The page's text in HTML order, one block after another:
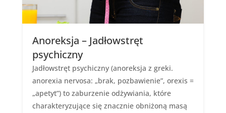
Anoreksja – Jadłowstręt
psychiczny
Jadłowstręt psychiczny (anoreksja z greki.
anorexia nervosa: „brak, pozbawienie”, orexis =
„apetyt”) to zaburzenie odżywiania, które
charakteryzujące się znacznie obniżoną masą